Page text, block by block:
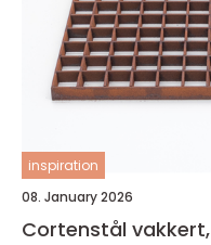
inspiration
08. January 2026
Cortenstål vakkert, robust og laget for å